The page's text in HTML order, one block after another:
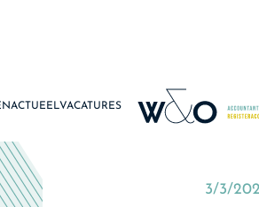
ACTUEELVACATURES
3/3/